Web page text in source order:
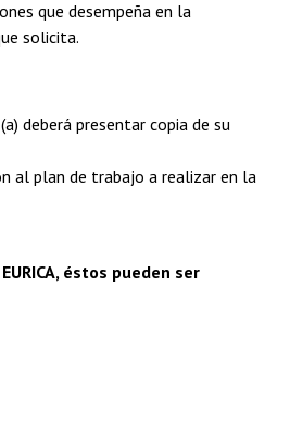
que desempeña en la
solicita.
deberá presentar copia de su
al plan de trabajo a realizar en la
éstos pueden ser